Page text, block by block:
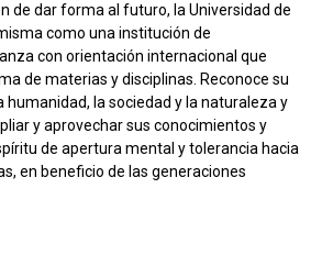
de dar forma al futuro, la Universidad de
como una institución de
con orientación internacional que
de materias y disciplinas. Reconoce su
humanidad, la sociedad y la naturaleza y
y aprovechar sus conocimientos y
de apertura mental y tolerancia hacia
en beneficio de las generaciones